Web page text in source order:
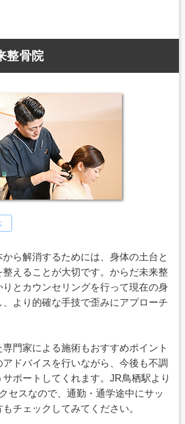
整骨院
ら解消するためには、身体の土台と
整えることが大切です。からだ未来整
とカウンセリングを行って現在の身
より的確な手技で歪みにアプローチ
門家による施術もおすすめポイント
ドバイスを行いながら、今後も不調
ポートしてくれます。JR鳥栖駅より
セスなので、通勤・通学途中にサッ
チェックしてみてください。